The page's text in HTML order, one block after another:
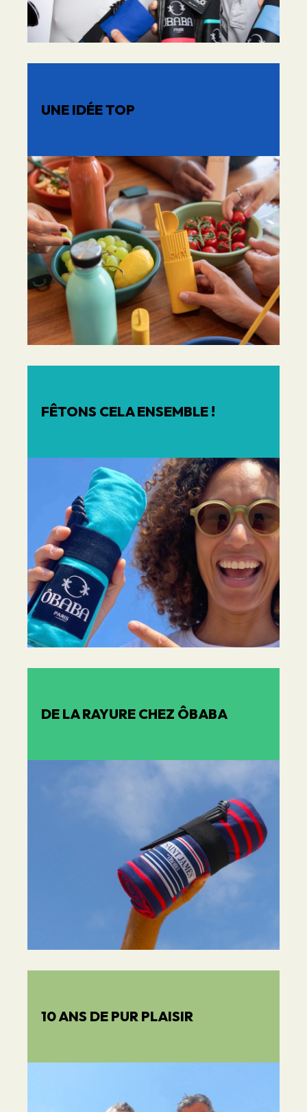
UNE IDÉE TOP
FÊTONS CELA ENSEMBLE !
DE LA RAYURE CHEZ ÔBABA
10 ANS DE PUR PLAISIR